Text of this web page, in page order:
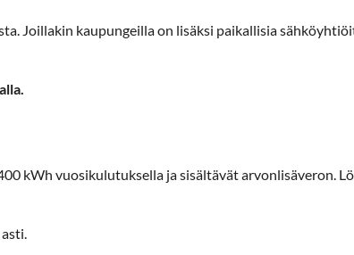
Joillakin kaupungeilla on lisäksi paikallisia
kWh vuosikulutuksella ja sisältävät arvonlisäveron.